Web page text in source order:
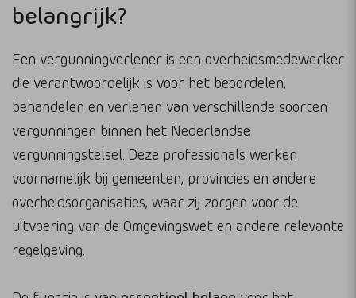
belangrijk?
Een vergunningverlener is een overheidsmedewerker
die verantwoordelijk is voor het beoordelen,
behandelen en verlenen van verschillende soorten
vergunningen binnen het Nederlandse
vergunningstelsel. Deze professionals werken
voornamelijk bij gemeenten, provincies en andere
overheidsorganisaties, waar zij zorgen voor de
uitvoering van de Omgevingswet en andere relevante
regelgeving.